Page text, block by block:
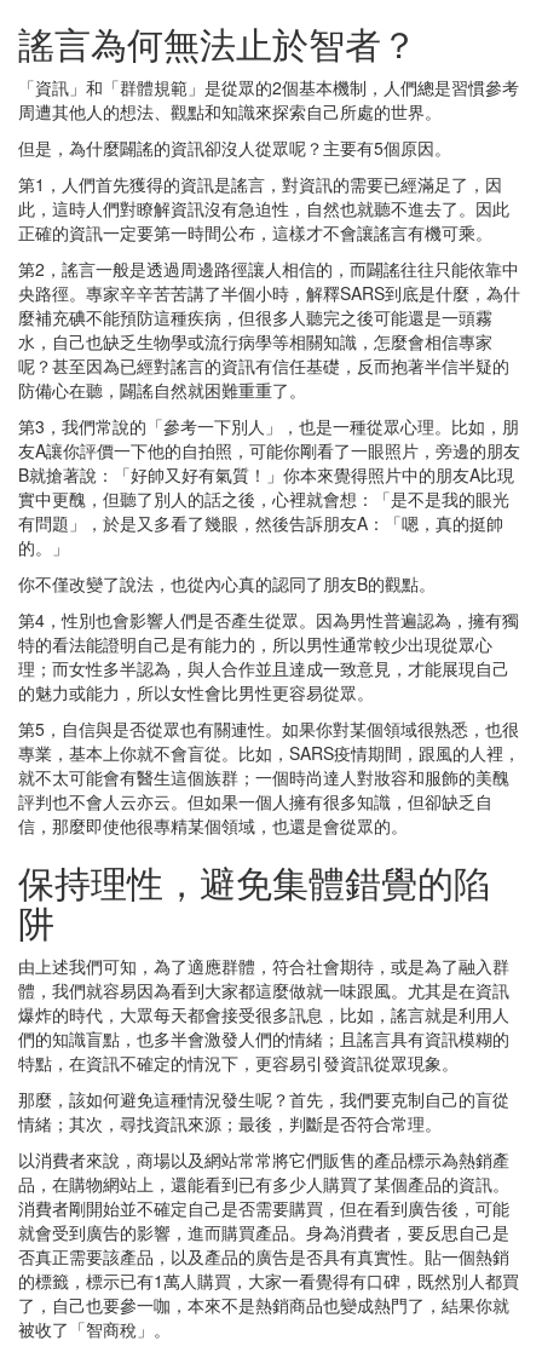
謠言為何無法止於智者？
「資訊」和「群體規範」是從眾的2個基本機制，人們總是習慣參考
周遭其他人的想法、觀點和知識來探索自己所處的世界。
但是，為什麼闢謠的資訊卻沒人從眾呢？主要有5個原因。
第1，人們首先獲得的資訊是謠言，對資訊的需要已經滿足了，因
此，這時人們對瞭解資訊沒有急迫性，自然也就聽不進去了。因此
正確的資訊一定要第一時間公布，這樣才不會讓謠言有機可乘。
第2，謠言一般是透過周邊路徑讓人相信的，而闢謠往往只能依靠中
央路徑。專家辛辛苦苦講了半個小時，解釋SARS到底是什麼，為什
麼補充碘不能預防這種疾病，但很多人聽完之後可能還是一頭霧
水，自己也缺乏生物學或流行病學等相關知識，怎麼會相信專家
呢？甚至因為已經對謠言的資訊有信任基礎，反而抱著半信半疑的
防備心在聽，闢謠自然就困難重重了。
第3，我們常說的「參考一下別人」，也是一種從眾心理。比如，朋
友A讓你評價一下他的自拍照，可能你剛看了一眼照片，旁邊的朋友
B就搶著說：「好帥又好有氣質！」你本來覺得照片中的朋友A比現
實中更醜，但聽了別人的話之後，心裡就會想：「是不是我的眼光
有問題」，於是又多看了幾眼，然後告訴朋友A：「嗯，真的挺帥
的。」
你不僅改變了說法，也從內心真的認同了朋友B的觀點。
第4，性別也會影響人們是否產生從眾。因為男性普遍認為，擁有獨
特的看法能證明自己是有能力的，所以男性通常較少出現從眾心
理；而女性多半認為，與人合作並且達成一致意見，才能展現自己
的魅力或能力，所以女性會比男性更容易從眾。
第5，自信與是否從眾也有關連性。如果你對某個領域很熟悉，也很
專業，基本上你就不會盲從。比如，SARS疫情期間，跟風的人裡，
就不太可能會有醫生這個族群；一個時尚達人對妝容和服飾的美醜
評判也不會人云亦云。但如果一個人擁有很多知識，但卻缺乏自
信，那麼即使他很專精某個領域，也還是會從眾的。
保持理性，避免集體錯覺的陷
阱
由上述我們可知，為了適應群體，符合社會期待，或是為了融入群
體，我們就容易因為看到大家都這麼做就一味跟風。尤其是在資訊
爆炸的時代，大眾每天都會接受很多訊息，比如，謠言就是利用人
們的知識盲點，也多半會激發人們的情緒；且謠言具有資訊模糊的
特點，在資訊不確定的情況下，更容易引發資訊從眾現象。
那麼，該如何避免這種情況發生呢？首先，我們要克制自己的盲從
情緒；其次，尋找資訊來源；最後，判斷是否符合常理。
以消費者來說，商場以及網站常常將它們販售的產品標示為熱銷產
品，在購物網站上，還能看到已有多少人購買了某個產品的資訊。
消費者剛開始並不確定自己是否需要購買，但在看到廣告後，可能
就會受到廣告的影響，進而購買產品。身為消費者，要反思自己是
否真正需要該產品，以及產品的廣告是否具有真實性。貼一個熱銷
的標籤，標示已有1萬人購買，大家一看覺得有口碑，既然別人都買
了，自己也要參一咖，本來不是熱銷商品也變成熱門了，結果你就
被收了「智商稅」。